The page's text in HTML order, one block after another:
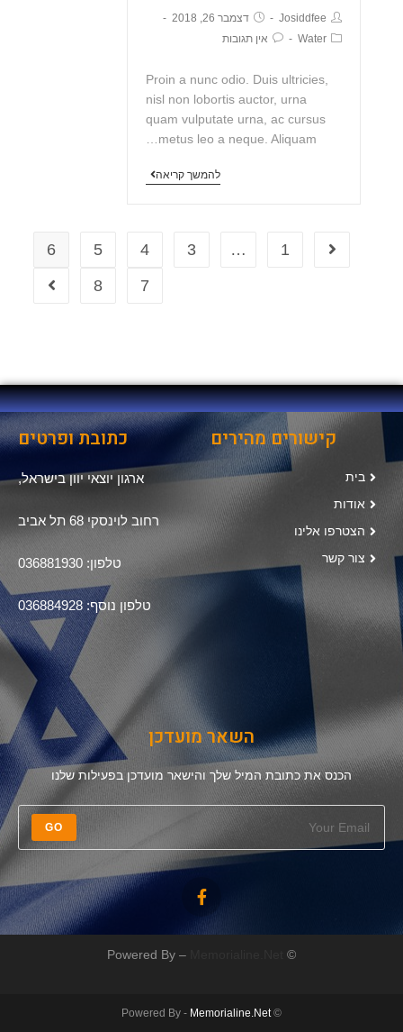
Josiddfee
דצמבר 26, 2018
Water
אין תגובות
Proin a nunc odio. Duis ultricies,
nisl non lobortis auctor, urna
quam vulputate urna, ac cursus
metus leo a neque. Aliquam…
להמשך קריאה
1
…
3
4
5
6
7
8
קישורים מהירים
בית
אודות
הצטרפו אלינו
צור קשר
כתובת ופרטים
ארגון יוצאי יוון בישראל,
רחוב לוינסקי 68 תל אביב
טלפון: 036881930
טלפון נוסף: 036884928
השאר מועדכן
הכנס את כתובת המיל שלך והישאר מועדכן בפעילות שלנו
GO
© Powered By –
© Powered By -
Memorialine.Net